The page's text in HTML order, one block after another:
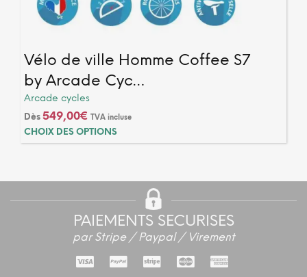
Vélo de ville Homme Coffee S7
by Arcade Cyc…
Arcade cycles
Dès 549,00€ TVA incluse
CHOIX DES OPTIONS
Les
PAIEMENTS SECURISES
par Stripe / Paypal / Virement